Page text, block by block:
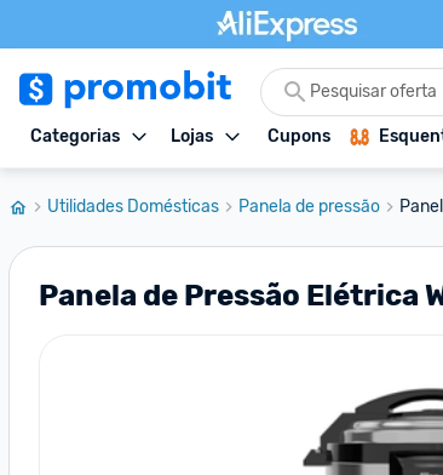
Categorias Lojas Cupons
Utilidades Domésticas Panela de pressão
Panela de Pressão Elétrica